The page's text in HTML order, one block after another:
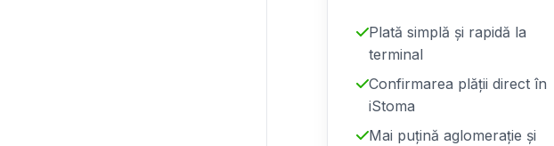
Plată simplă și rapidă la
terminal
Confirmarea plății direct în
iStoma
Mai puțină aglomerație și